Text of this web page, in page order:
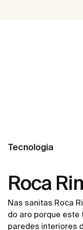
Tecnologia
Roca
Nas sanitas Roca
do aro porque este
paredes interiores